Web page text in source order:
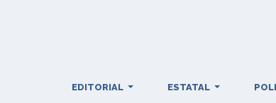
EDITORIAL ESTATAL